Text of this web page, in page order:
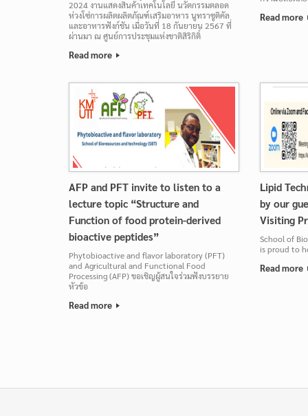
2024 งานแสดงสินค้าเทคโนโลยี นวัตกรรมตลอด
ห่วงโซ่การผลิตผลิตภัณฑ์เสริมอาหาร นูทราซูติคัล
และอาหารฟังก์ชัน เมื่อวันที่ 18 กันยายน 2567 ที่
ผ่านมา ณ ศูนย์การประชุมแห่งชาติสิริกิติ์
Read more
Read more
AFP and PFT invite to listen to a
lecture topic “Structure and
Function of food protein-derived
bioactive peptides”
Phytobioactive and flavor laboratory (PFT)
and Agricultural and Functional Food
Processing (AFP) ขอเชิญผู้สนใจร่วมฟังบรรยาย
หัวข้อ
Read more
Lipid
by our
Visiting
School of
is proud to
Read more